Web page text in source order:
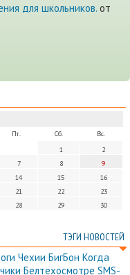
для школьников. от
Пт. Сб.
Вс.
1
2
7 8
9
14 15
16
21 22
23
28 29
30
ТЭГИ НОВОСТЕЙ
Чехии БигБон Когда
Белтехосмотре SMS-